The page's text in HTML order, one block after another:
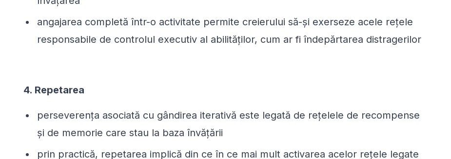
angajarea completă într-o activitate permite creierului să-și exerseze acele rețele
responsabile de controlul executiv al abilităților, cum ar fi îndepărtarea distragerilor
4. Repetarea
perseverența asociată cu gândirea iterativă este legată de rețelele de recompense
și de memorie care stau la baza învățării
prin practică, repetarea implică din ce în ce mai mult activarea acelor rețele legate